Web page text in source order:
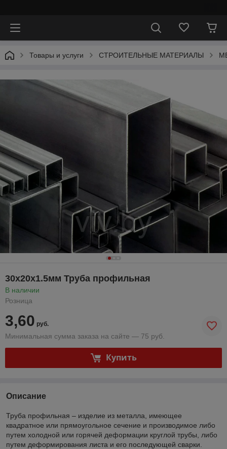
Товары и услуги СТРОИТЕЛЬНЫЕ МАТЕРИАЛЫ
30х20х1.5мм Труба профильная
В наличии
Розница
3,60 руб.
Минимальная сумма заказа на сайте — 75 руб.
Купить
Описание
Труба профильная – изделие из металла, имеющее
квадратное или прямоугольное сечение и производимое либо
путем холодной или горячей деформации круглой трубы, либо
путем деформирования листа и его последующей сварки.